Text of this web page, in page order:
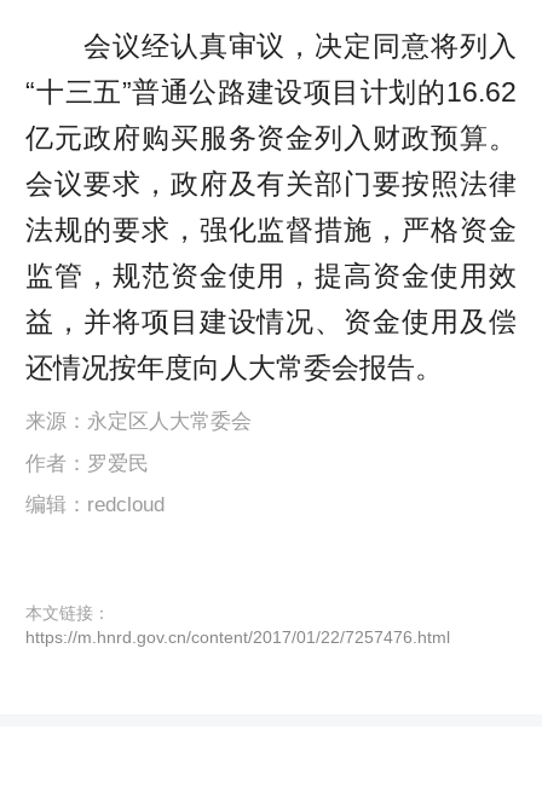
会议经认真审议，决定同意将列入
“十三五”普通公路建设项目计划的16.62
亿元政府购买服务资金列入财政预算。
会议要求，政府及有关部门要按照法律
法规的要求，强化监督措施，严格资金
监管，规范资金使用，提高资金使用效
益，并将项目建设情况、资金使用及偿
还情况按年度向人大常委会报告。
来源：永定区人大常委会
作者：罗爱民
编辑：redcloud
本文链接：
https://m.hnrd.gov.cn/content/2017/01/22/7257476.html